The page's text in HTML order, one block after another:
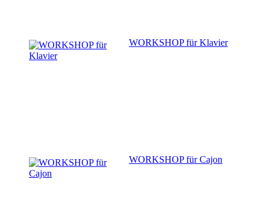
WORKSHOP für Klavier
WORKSHOP für Cajon